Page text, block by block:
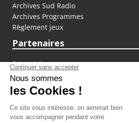
Archives Sud Radio
Archives Programmes
Règlement jeux
Partenaires
fiducial.fr
lyoncapitale.fr
olympique-et-lyonnais.com
L'application Iphone / Android